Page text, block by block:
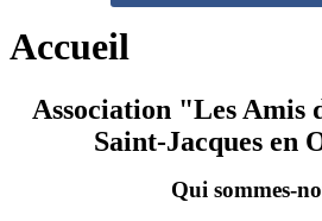
Accueil
Association "Les Amis
Saint-Jacques en
Qui sommes-